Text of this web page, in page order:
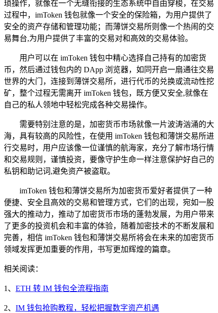
琐操作，就像在一个无缝衔接的生态系统中自由穿梭，在交易
过程中，imToken 钱包就像一个安全的保险箱，为用户提供了
安全的资产存储和管理功能；而薄饼交易所则像一个热闹的交
易舞台,为用户提供了丰富的交易对和高效的交易体验。
用户可以在 imToken 钱包中精心选择自己持有的加密货
币，然后通过钱包内的 DApp 浏览器，如同开启一扇通往交易
世界的大门，连接到薄饼交易所，进行代币的兑换或流动性挖
矿，整个过程无需离开 imToken 钱包，既方便又安全,就像在
自己的私人领地中轻松完成各种交易操作。
需要特别注意的是，加密货币市场就像一片波涛汹涌的大
海，具有较高的风险性，在使用 imToken 钱包和薄饼交易所进
行交易时，用户应该像一位谨慎的航海家，充分了解市场行情
和交易规则，谨慎投资，要像守护生命一样注意保护好自己的
私钥和助记词,避免资产被盗取。
imToken 钱包和薄饼交易所为加密货币爱好者提供了一种
便捷、安全且高效的交易和管理方式，它们的出现，宛如一股
强大的推动力，推动了加密货币市场的蓬勃发展，为用户带来
了更多的投资机会和丰富的体验，随着加密技术的不断发展和
完善，相信 imToken 钱包和薄饼交易所将会在未来的加密货币
领域发挥更加重要的作用，书写更加辉煌的篇章。
相关阅读：
1、 ETH 转 IM 钱包全流程指南
2、 IM 钱包抢购教程，轻松把握数字资产机遇